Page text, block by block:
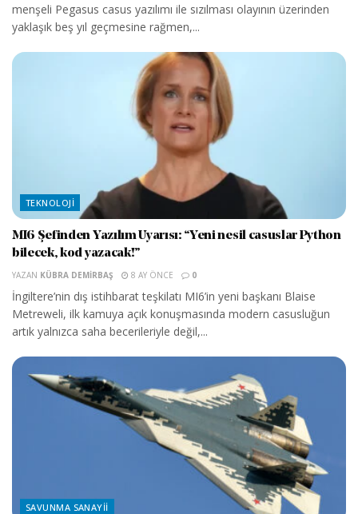
menşeli Pegasus casus yazılımı ile sızılması olayının üzerinden
yaklaşık beş yıl geçmesine rağmen,...
TEKNOLOJI
MI6 Şefinden Yazılım Uyarısı: “Yeni nesil casuslar Python
bilecek, kod yazacak!”
YAZAN KÜBRA DEMIRBAŞ 8 AY ÖNCE 0
İngiltere’nin dış istihbarat teşkilatı MI6’in yeni başkanı Blaise
Metreweli, ilk kamuya açık konuşmasında modern casusluğun
artık yalnızca saha becerileriyle değil,...
SAVUNMA SANAYII